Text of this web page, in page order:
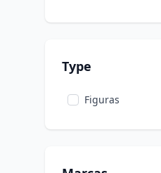
Type
Figuras